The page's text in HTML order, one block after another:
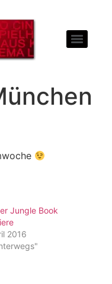
Jungle Book
2016